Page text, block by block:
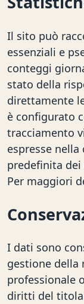
Il sito può
essenziali e
conteggi
stato della
direttamente
è configurato
tracciamento
espresse
predefinita dei
Per maggiori
I dati sono
gestione della
professionale
diritti del